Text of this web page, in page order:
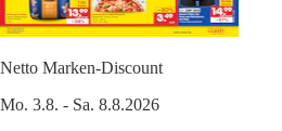
Netto Marken-Discount
Mo. 3.8. - Sa. 8.8.2026